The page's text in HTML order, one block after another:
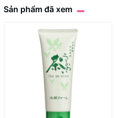
Sản phẩm đã xem